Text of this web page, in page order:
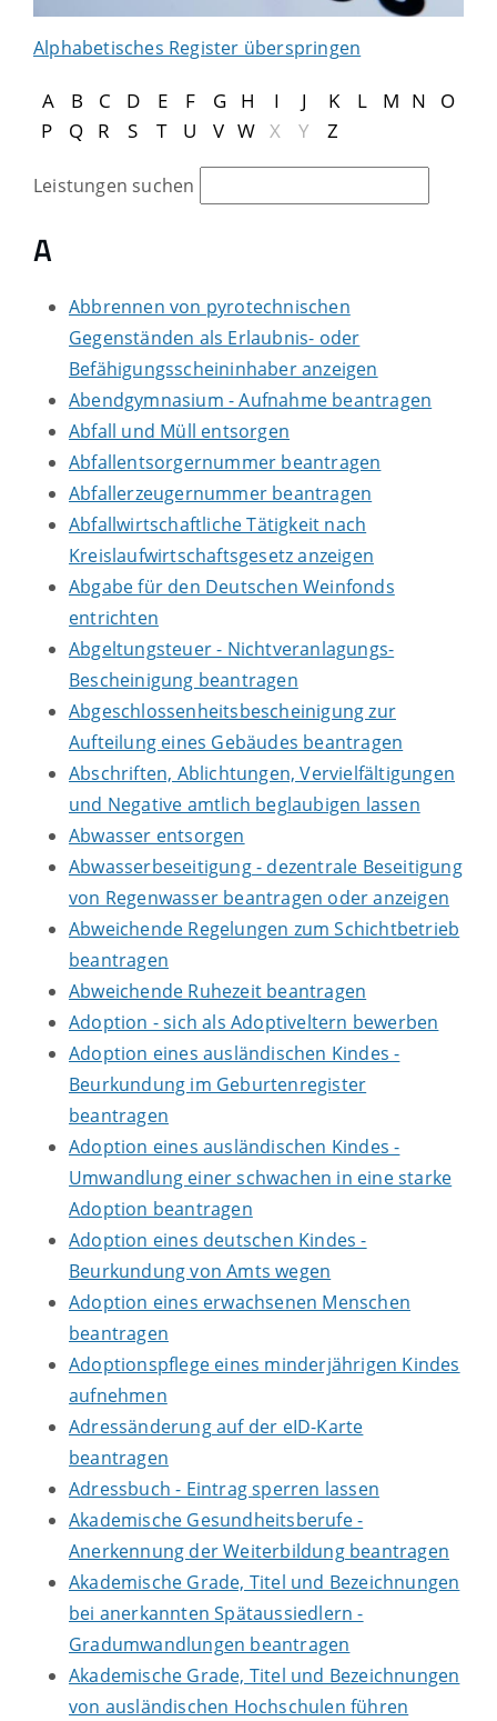
Alphabetisches Register überspringen
A B C D E F G H I J K L M N
O
P
Q R S T U V W X Y Z
Leistungen suchen
A
Abbrennen von pyrotechnischen
Gegenständen als Erlaubnis- oder
Befähigungsscheininhaber anzeigen
Abendgymnasium - Aufnahme beantragen
Abfall und Müll entsorgen
Abfallentsorgernummer beantragen
Abfallerzeugernummer beantragen
Abfallwirtschaftliche Tätigkeit nach
Kreislaufwirtschaftsgesetz anzeigen
Abgabe für den Deutschen Weinfonds
entrichten
Abgeltungsteuer - Nichtveranlagungs-
Bescheinigung beantragen
Abgeschlossenheitsbescheinigung zur
Aufteilung eines Gebäudes beantragen
Abschriften, Ablichtungen, Vervielfältigungen
und Negative amtlich beglaubigen lassen
Abwasser entsorgen
Abwasserbeseitigung - dezentrale Beseitigung
von Regenwasser beantragen oder anzeigen
Abweichende Regelungen zum Schichtbetrieb
beantragen
Abweichende Ruhezeit beantragen
Adoption - sich als Adoptiveltern bewerben
Adoption eines ausländischen Kindes -
Beurkundung im Geburtenregister
beantragen
Adoption eines ausländischen Kindes -
Umwandlung einer schwachen in eine starke
Adoption beantragen
Adoption eines deutschen Kindes -
Beurkundung von Amts wegen
Adoption eines erwachsenen Menschen
beantragen
Adoptionspflege eines minderjährigen Kindes
aufnehmen
Adressänderung auf der eID-Karte
beantragen
Adressbuch - Eintrag sperren lassen
Akademische Gesundheitsberufe -
Anerkennung der Weiterbildung beantragen
Akademische Grade, Titel und Bezeichnungen
bei anerkannten Spätaussiedlern -
Gradumwandlungen beantragen
Akademische Grade, Titel und Bezeichnungen
von ausländischen Hochschulen führen